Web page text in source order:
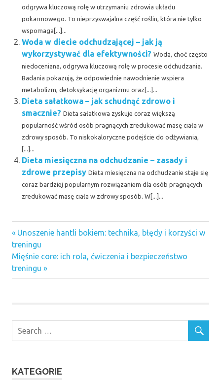
odgrywa kluczową rolę w utrzymaniu zdrowia układu
pokarmowego. To nieprzyswajalna część roślin, która nie tylko
wspomaga[...]...
Woda w diecie odchudzającej – jak ją
wykorzystywać dla efektywności? Woda, choć często
niedoceniana, odgrywa kluczową rolę w procesie odchudzania.
Badania pokazują, że odpowiednie nawodnienie wspiera
metabolizm, detoksykację organizmu oraz[...]...
Dieta sałatkowa – jak schudnąć zdrowo i
smacznie? Dieta sałatkowa zyskuje coraz większą
popularność wśród osób pragnących zredukować masę ciała w
zdrowy sposób. To niskokaloryczne podejście do odżywiania,
[...]...
Dieta miesięczna na odchudzanie – zasady i
zdrowe przepisy Dieta miesięczna na odchudzanie staje się
coraz bardziej popularnym rozwiązaniem dla osób pragnących
zredukować masę ciała w zdrowy sposób. W[...]...
Nawigacja
wpisu
Previous
Post:
Unoszenie hantli bokiem: technika, błędy i korzyści w
treningu
Next
Post:
Mięśnie core: ich rola, ćwiczenia i bezpieczeństwo
treningu
KATEGORIE